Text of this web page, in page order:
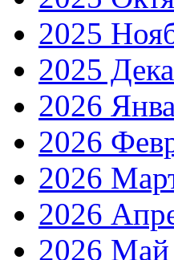
2025
2025
2026
2026
2026
2026
2026 Май